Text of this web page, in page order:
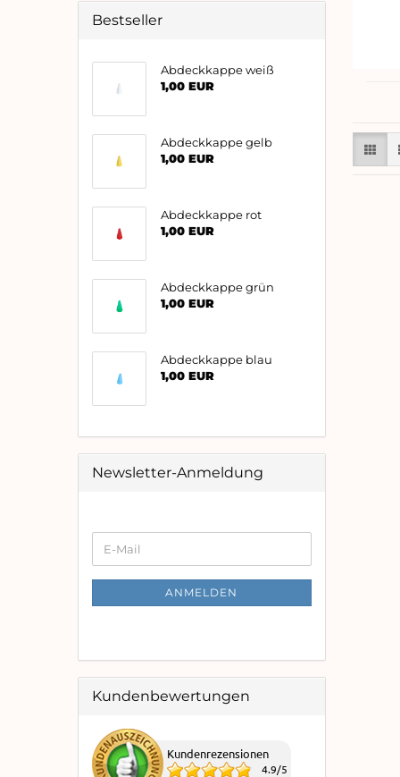
Bestseller
Abdeckkappe weiß
1,00 EUR
Abdeckkappe gelb
1,00 EUR
Abdeckkappe rot
1,00 EUR
Abdeckkappe grün
1,00 EUR
Abdeckkappe blau
1,00 EUR
Newsletter-Anmeldung
ZUR
NEWSLETTER-
ANMELDUNG
E-
Mail
ANMELDEN
Kundenbewertungen
Kundenrezensionen
4.9/5